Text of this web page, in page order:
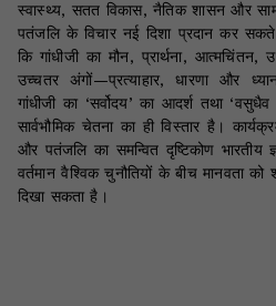
स्वास्थ्य, सतत विकास, नैतिक शासन और
पतंजलि के विचार नई दिशा प्रदान कर
कि गांधीजी का मौन, प्रार्थना,
उच्चतर अंगों—प्रत्याहार, धारणा और
गांधीजी का ‘सर्वोदय’ का आदर्श तथा
सार्वभौमिक चेतना का ही विस्तार है।
और पतंजलि का समन्वित दृष्टिकोण भारतीय
वर्तमान वैश्विक चुनौतियों के बीच मानवता
दिखा सकता है।